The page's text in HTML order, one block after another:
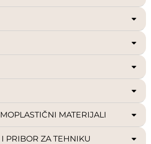
MATERIJALI
PRIBOR ZA TEHNIKU